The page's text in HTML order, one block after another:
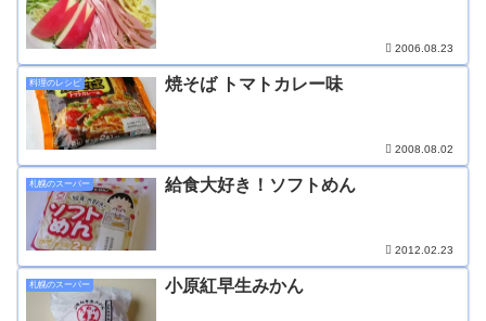
2006.08.23
料理のレシピ 焼そば トマトカレー味
2008.08.02
札幌のスーパー 給食大好き！ソフトめん
2012.02.23
札幌のスーパー 小原紅早生みかん